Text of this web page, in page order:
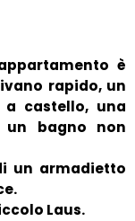
è
rapido, un
castello, una
bagno non
un armadietto
Laus.